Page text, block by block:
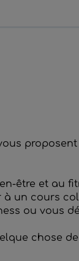
être et au
à un cours
ou vous
chose